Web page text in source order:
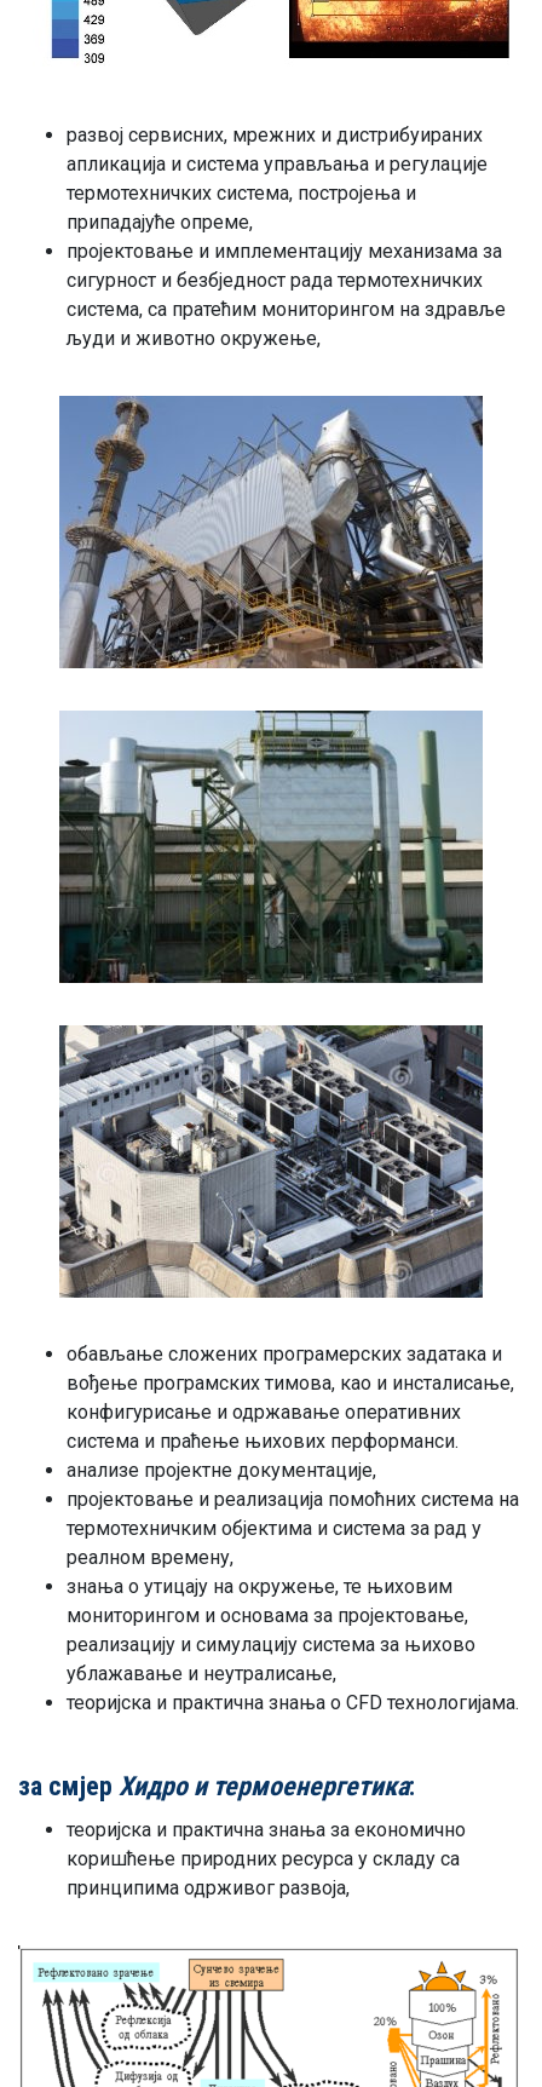
развој сервисних, мрежних и дистрибуираних
апликација и система управљања и регулације
термотехничких система, постројења и
припадајуће опреме,
пројектовање и имплементацију механизама за
сигурност и безбједност рада термотехничких
система, са пратећим мониторингом на здравље
људи и животно окружење,
обављање сложених програмерских задатака и
вођење програмских тимова, као и инсталисање,
конфигурисање и одржавање оперативних
система и праћење њихових перформанси.
анализе пројектне документације,
пројектовање и реализација помоћних система на
термотехничким објектима и система за рад у
реалном времену,
знања о утицају на окружење, те њиховим
мониторингом и основама за пројектовање,
реализацију и симулацију система за њихово
ублажавање и неутралисање,
теоријска и практична знања о CFD технологијама.
за смјер Хидро и термоенергетика:
теоријска и практична знања за економично
коришћење природних ресурса у складу са
принципима одрживог развоја,